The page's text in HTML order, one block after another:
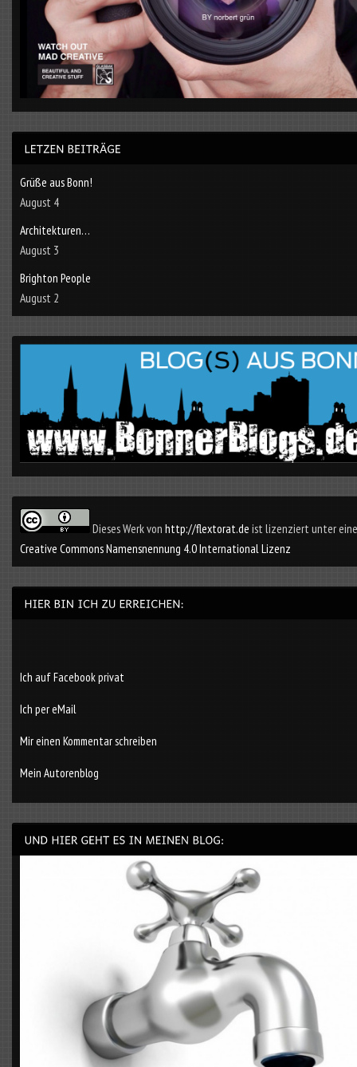
Grüße aus Bonn!
August 4
Architekturen…
August 3
Brighton People
August 2
Dieses Werk von http://flextorat.de ist lizenziert unter
Creative Commons Namensnennung 4.0 International Lizenz
Ich auf Facebook privat
Ich per eMail
Mir einen Kommentar schreiben
Mein Autorenblog